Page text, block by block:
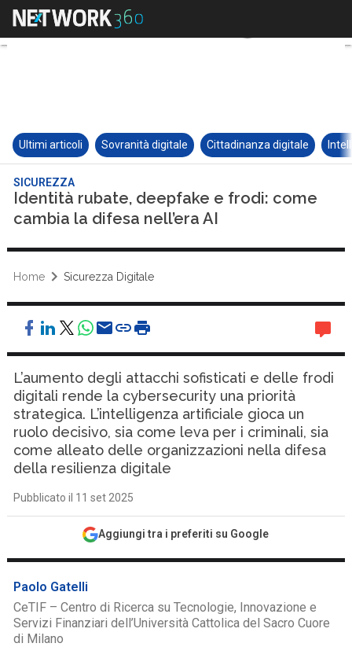
Ultimi articoli Sovranità digitale Cittadinanza digitale
SICUREZZA
Identità rubate, deepfake e frodi: come
cambia la difesa nell’era AI
Home Sicurezza Digitale
L’aumento degli attacchi sofisticati e delle frodi
digitali rende la cybersecurity una priorità
strategica. L’intelligenza artificiale gioca un
ruolo decisivo, sia come leva per i criminali, sia
come alleato delle organizzazioni nella difesa
della resilienza digitale
Pubblicato il 11 set 2025
Aggiungi tra i preferiti su Google
Paolo Gatelli
CeTIF – Centro di Ricerca su Tecnologie, Innovazione e
Servizi Finanziari dell’Università Cattolica del Sacro Cuore
di Milano